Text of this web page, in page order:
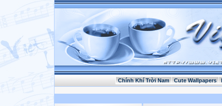
Chính Khí Trời Nam Cute Wallpapers